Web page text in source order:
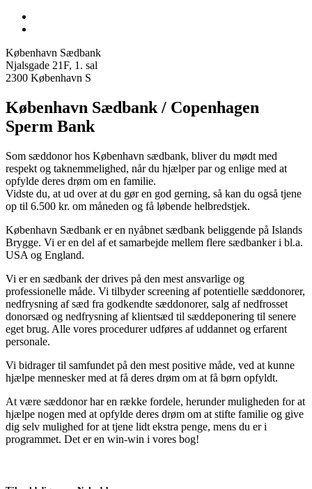
København Sædbank
Njalsgade 21F, 1. sal
2300 København S
København Sædbank / Copenhagen
Sperm Bank
Som sæddonor hos København sædbank, bliver du mødt med
respekt og taknemmelighed, når du hjælper par og enlige med at
opfylde deres drøm om en familie.
Vidste du, at ud over at du gør en god gerning, så kan du også tjene
op til 6.500 kr. om måneden og få løbende helbredstjek.
København Sædbank er en nyåbnet sædbank beliggende på Islands
Brygge. Vi er en del af et samarbejde mellem flere sædbanker i bl.a.
USA og England.
Vi er en sædbank der drives på den mest ansvarlige og
professionelle måde. Vi tilbyder screening af potentielle sæddonorer,
nedfrysning af sæd fra godkendte sæddonorer, salg af nedfrosset
donorsæd og nedfrysning af klientsæd til sæddeponering til senere
eget brug. Alle vores procedurer udføres af uddannet og erfarent
personale.
Vi bidrager til samfundet på den mest positive måde, ved at kunne
hjælpe mennesker med at få deres drøm om at få børn opfyldt.
At være sæddonor har en række fordele, herunder muligheden for at
hjælpe nogen med at opfylde deres drøm om at stifte familie og give
dig selv mulighed for at tjene lidt ekstra penge, mens du er i
programmet. Det er en win-win i vores bog!